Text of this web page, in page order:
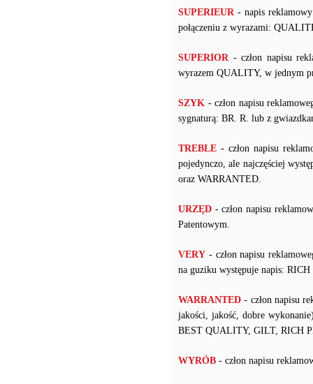
SUPERIEUR- napis
połączeniu z wyrazami:
SUPERIOR- człon napisu
wyrazem QUALITY, w jednym
SZYK - człon napisu
sygnaturą: BR. R. lub z
TREBLE - człon napisu
pojedynczo, ale najczęściej
oraz WARRANTED.
URZĘD - człon napisu
Patentowym.
VERY - człon napisu
na guziku występuje napis:
WARRANTED - człon napisu
jakości, jakość, dobre
BEST QUALITY, GILT, RICH
WYRÓB - człon napisu